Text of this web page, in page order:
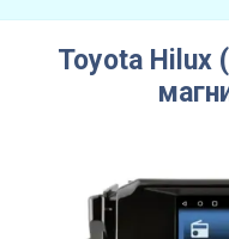
Toyota Hilux